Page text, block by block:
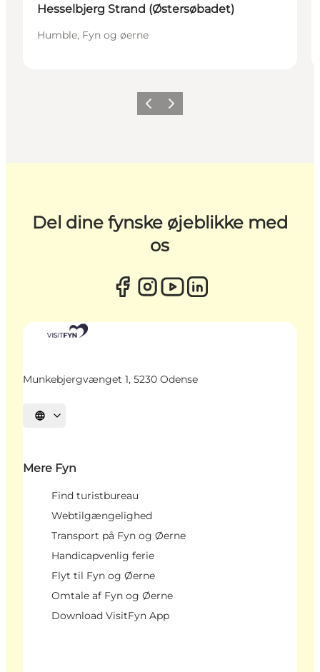
Hesselbjerg Strand (Østersøbadet)
Humble, Fyn og øerne
ForrigeNæste
Del dine fynske øjeblikke med
os
Munkebjergvænget 1, 5230 Odense
Vælg sprog
Mere Fyn
Find turistbureau
Webtilgængelighed
Transport på Fyn og Øerne
Handicapvenlig ferie
Flyt til Fyn og Øerne
Omtale af Fyn og Øerne
Download VisitFyn App